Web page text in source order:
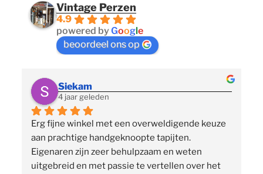
Vintage Perzen
4.9
powered byGoogle
beoordeel ons op
Siekam
4 jaar geleden
Erg fijne winkel met een overweldigende keuze
aan prachtige handgeknoopte tapijten.
Eigenaren zijn zeer behulpzaam en weten
uitgebreid en met passie te vertellen over het